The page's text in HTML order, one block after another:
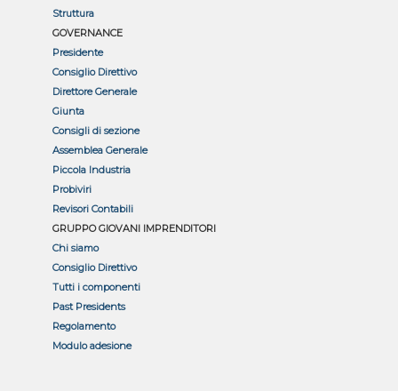
Struttura
GOVERNANCE
Presidente
Consiglio Direttivo
Direttore Generale
Giunta
Consigli di sezione
Assemblea Generale
Piccola Industria
Probiviri
Revisori Contabili
GRUPPO GIOVANI IMPRENDITORI
Chi siamo
Consiglio Direttivo
Tutti i componenti
Past Presidents
Regolamento
Modulo adesione